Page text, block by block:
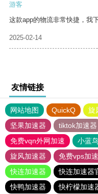
游客
这款app的物流非常快捷，我
2025-02-14
友情链接
网站地图 QuickQ 旋
坚果加速器
tiktok加速器
免费vqn外网加速
小蓝
旋风加速器
免费vps加
快连加速器
快连加速器
快鸭加速器
快柠檬加速